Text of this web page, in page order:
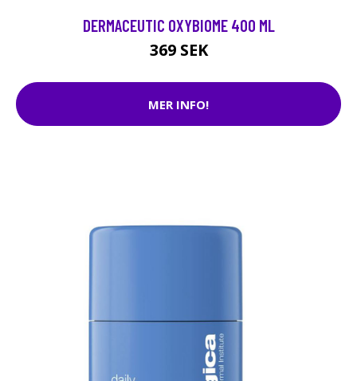
DERMACEUTIC OXYBIOME 400 ML
369 SEK
MER INFO!